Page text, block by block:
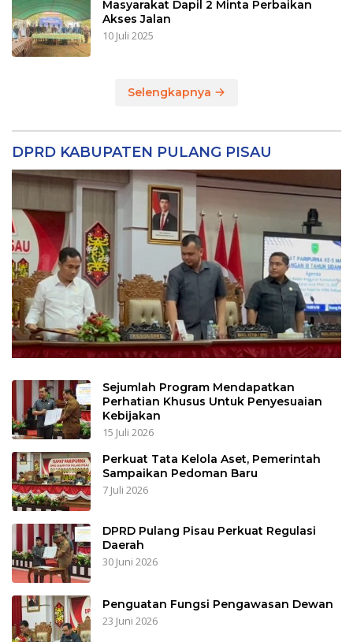
Masyarakat Dapil 2 Minta Perbaikan
Akses Jalan
10 Juli 2025
Selengkapnya
DPRD KABUPATEN PULANG PISAU
Sejumlah Program Mendapatkan
Perhatian Khusus Untuk Penyesuaian
Kebijakan
15 Juli 2026
Perkuat Tata Kelola Aset, Pemerintah
Sampaikan Pedoman Baru
7 Juli 2026
DPRD Pulang Pisau Perkuat Regulasi
Daerah
30 Juni 2026
Penguatan Fungsi Pengawasan Dewan
23 Juni 2026